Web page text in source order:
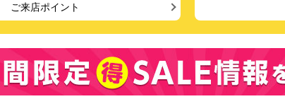
ご来店ポイント